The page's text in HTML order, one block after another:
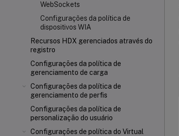
WebSockets
Configurações da política de
dispositivos WIA
Recursos HDX gerenciados através do
registro
Configurações da política de
gerenciamento de carga
Configurações da política de
gerenciamento de perfis
Configurações da política de
personalização do usuário
Configurações de política do Virtual